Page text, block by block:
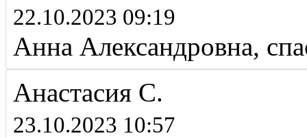
22.10.2023 09:19
Анна Александровна,
Анастасия С.
23.10.2023 10:57